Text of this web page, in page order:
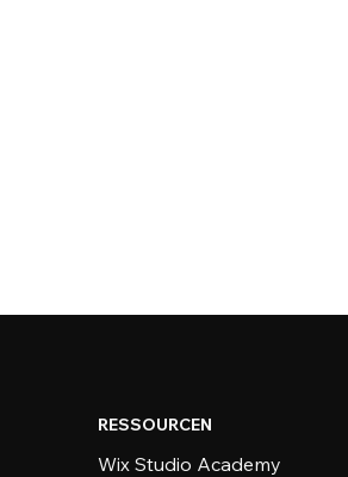
RESSOURCEN
Wix Studio Academy